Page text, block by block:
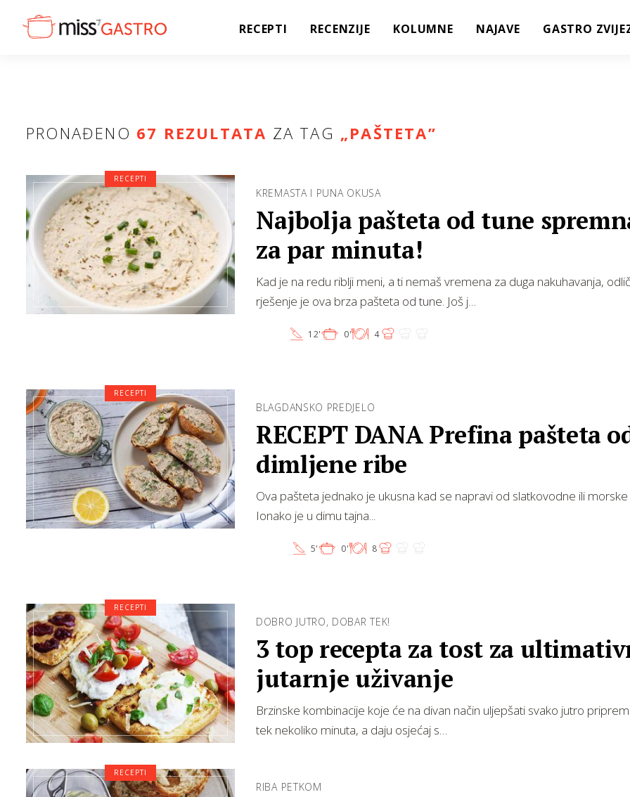
RECEPTI RECENZIJE KOLUMNE NAJAVE GASTRO
PRONAĐENO 67 REZULTATA ZA TAG „PAŠTETA”
KREMASTA I PUNA OKUSA
Najbolja pašteta od tune
za par minuta!
Kad je na redu riblji meni, a ti nemaš vremena za duga nakuhavanja,
rješenje je ova brza pašteta od tune. Još j…
12' 0' 4
RECEPTI
BLAGDANSKO PREDJELO
RECEPT DANA Prefina pašteta
dimljene ribe
Ova pašteta jednako je ukusna kad se napravi od slatkovodne ili morske
Ionako je u dimu tajna...
5' 0' 8
RECEPTI
DOBRO JUTRO, DOBAR TEK!
3 top recepta za tost za
jutarnje uživanje
Brzinske kombinacije koje će na divan način uljepšati svako jutro
tek nekoliko minuta, a daju osjećaj s…
RECEPTI
RIBA PETKOM
RECEPTI